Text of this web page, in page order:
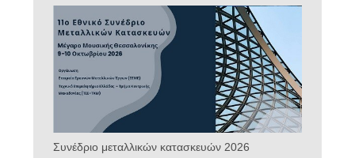
Συνέδριο μεταλλικών κατασκευών 2026